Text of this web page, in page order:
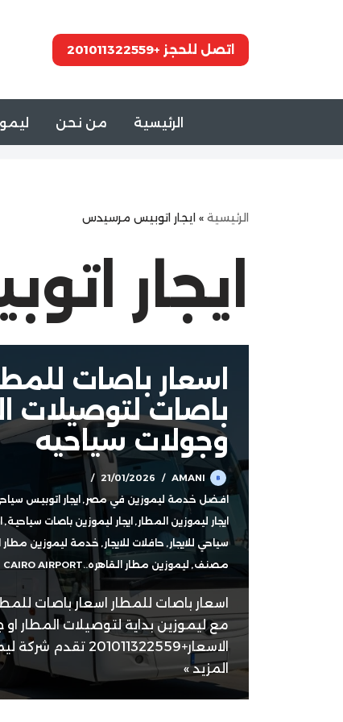
اتصل للحجز +201011322559
الرئيسية من نحن
الرئيسية » ايجار اتوبيس مرسيدس
ايجار
اسعار باصات
باصات لتوصيلات
وجولات سياحيه
AMANI
21/01/2026
افضل خدمة ليموزين في مصر , ايجار اتوبيس
ايجار ليموزين المطار , ايجار ليموزين باصات سياحية,
سياحي للايجار , حافلات للايجار , خدمة ليموزين مطار
مصنف,ليموزين مطار القاهره..CAIRO AIRPORT
اسعار باصات للمطار اسعار باصات
مع ليموزين بداية لتوصيلات المطار
الاسعار+201011322559 تقدم شركة ليموزين بداية خدمات…
المزيد »